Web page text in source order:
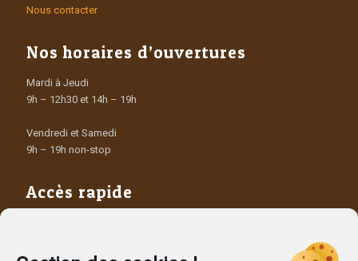
Nous contacter
Nos horaires d’ouvertures
Mardi à Jeudi
9h – 12h30 et 14h – 19h
Vendredi et Samedi
9h – 19h non-stop
Accès rapide
Contact